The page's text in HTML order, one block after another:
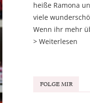
heiße Ramona
viele
Wenn ihr mehr
> Weiterlesen
FOLGE MIR